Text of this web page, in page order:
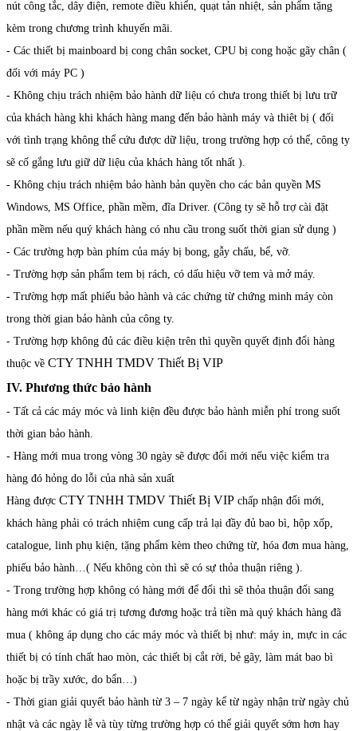
nút công tắc, dây điện, remote điều khiển, quạt tản nhiệt, sản phẩm tặng
kèm trong chương trình khuyến mãi.
- Các thiết bị mainboard bị cong chân socket, CPU bị cong hoặc gãy chân (
đối với máy PC )
- Không chịu trách nhiệm bảo hành dữ liệu có chưa trong thiết bị lưu trữ
của khách hàng khi khách hàng mang đến bảo hành máy và thiêt bị ( đối
với tình trạng không thể cứu được dữ liệu, trong trường hợp có thể, công ty
sẽ cố gắng lưu giữ dữ liệu của khách hàng tốt nhất ).
- Không chịu trách nhiệm bảo hành bản quyền cho các bản quyền MS
Windows, MS Office, phần mềm, đĩa Driver. (Công ty sẽ hỗ trợ cài đặt
phần mềm nếu quý khách hàng có nhu cầu trong suốt thời gian sử dụng )
- Các trường hợp bàn phím của máy bị bong, gẫy chấu, bể, vỡ.
- Trường hợp sản phẩm tem bị rách, có dấu hiệu vỡ tem và mở máy.
- Trường hợp mất phiếu bảo hành và các chứng từ chứng minh máy còn
trong thời gian bảo hành của công ty.
- Trường hợp không đủ các điều kiện trên thì quyền quyết định đổi hàng
thuộc về CTY TNHH TMDV Thiết Bị VIP
IV. Phương thức bảo hành
- Tất cả các máy móc và linh kiện đều được bảo hành miễn phí trong suốt
thời gian bảo hành.
- Hàng mới mua trong vòng 30 ngày sẽ được đổi mới nếu việc kiểm tra
hàng đó hỏng do lỗi của nhà sản xuất
Hàng được CTY TNHH TMDV Thiết Bị VIP chấp nhận đổi mới,
khách hàng phải có trách nhiệm cung cấp trả lại đầy đủ bao bì, hộp xốp,
catalogue, linh phụ kiện, tặng phẩm kèm theo chứng từ, hóa đơn mua hàng,
phiếu bảo hành…( Nếu không còn thì sẽ có sự thỏa thuận riêng ).
- Trong trường hợp không có hàng mới để đổi thì sẽ thỏa thuận đổi sang
hàng mới khác có giá trị tương đương hoặc trả tiền mà quý khách hàng đã
mua ( không áp dụng cho các máy móc và thiết bị như: máy in, mực in các
thiết bị có tính chất hao mòn, các thiết bị cắt rời, bẻ gãy, làm mát bao bì
hoặc bị trầy xước, do bẩn…)
- Thời gian giải quyết bảo hành từ 3 – 7 ngày kể từ ngày nhận trừ ngày chủ
nhật và các ngày lễ và tùy từng trường hợp có thể giải quyết sớm hơn hay